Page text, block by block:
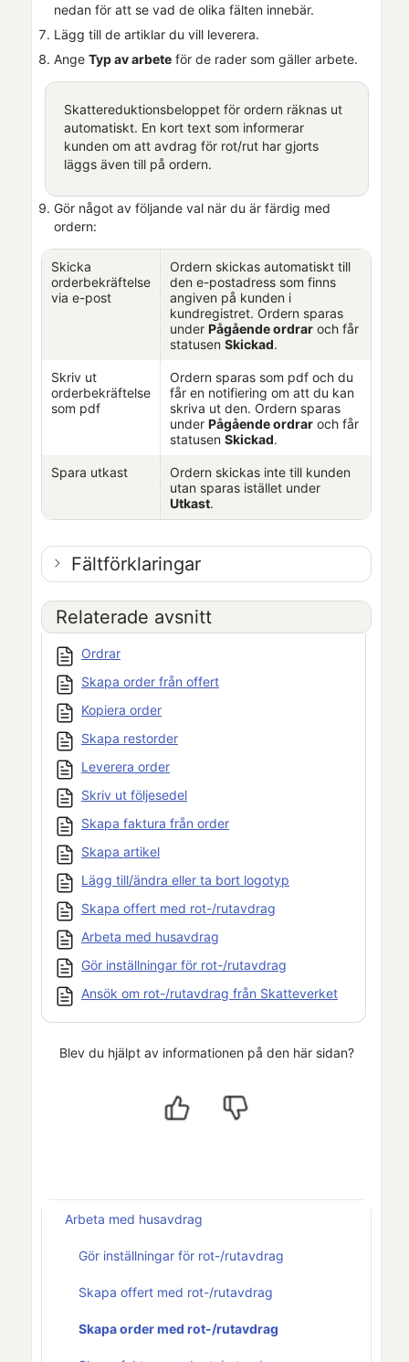
nedan för att se vad de olika fälten innebär.
Lägg till de artiklar du vill leverera.
Ange Typ av arbete för de rader som gäller arbete.
Skattereduktionsbeloppet för ordern räknas ut
automatiskt. En kort text som informerar
kunden om att avdrag för rot/rut har gjorts
läggs även till på ordern.
Gör något av följande val när du är färdig med
ordern:
Skicka
orderbekräftelse
via e-post
Ordern skickas automatiskt till
den e-postadress som finns
angiven på kunden i
kundregistret. Ordern sparas
under Pågående ordrar och får
statusen Skickad.
Skriv ut
orderbekräftelse
som pdf
Ordern sparas som pdf och du
får en notifiering om att du kan
skriva ut den. Ordern sparas
under Pågående ordrar och får
statusen Skickad.
Spara utkast
Ordern skickas inte till kunden
utan sparas istället under
Utkast.
Fältförklaringar
Relaterade avsnitt
Ordrar
Skapa order från offert
Kopiera order
Skapa restorder
Leverera order
Skriv ut följesedel
Skapa faktura från order
Skapa artikel
Lägg till/ändra eller ta bort logotyp
Skapa offert med rot-/rutavdrag
Arbeta med husavdrag
Gör inställningar för rot-/rutavdrag
Ansök om rot-/rutavdrag från Skatteverket
Blev du hjälpt av informationen på den här sidan?
Arbeta med husavdrag
Gör inställningar för rot-/rutavdrag
Skapa offert med rot-/rutavdrag
Skapa order med rot-/rutavdrag